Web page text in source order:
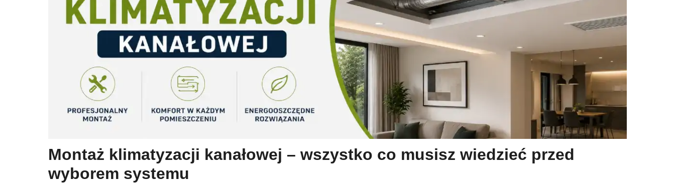
Montaż klimatyzacji kanałowej – wszystko co musisz wiedzieć przed
wyborem systemu